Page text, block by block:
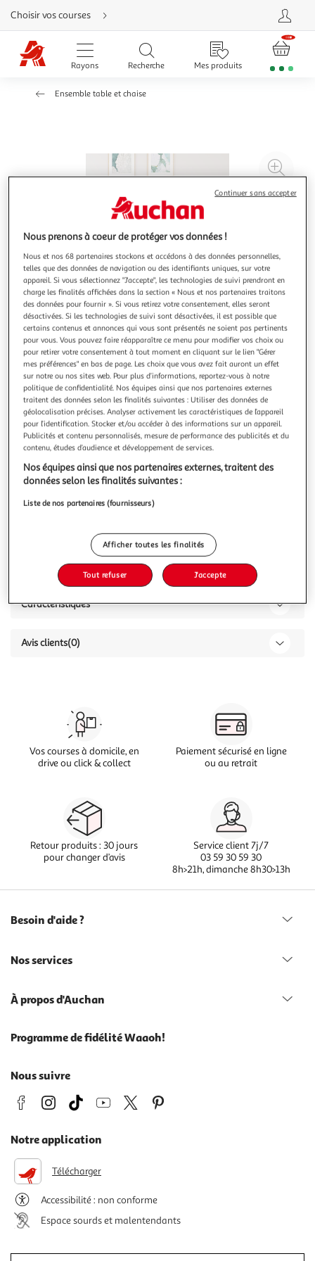
Aller
directement
au
contenu
Aller
directement
Aller
rubrique
Choisir vos courses
Rayons Recherche Mes produits
Ensemble table et chaise
à
Illustration
précédente
Illustration
suivante
VIDAXL
Ensemble de bar 5 pcs Blanc Bois de pin massif
Prenez une gorgee de votre verre de vin prefere ou profitez
d'un bon repas avec votre famille et vos amis autour de ce
magnifique ensemble de bar en bois ! Le bois de pin solide
est un beau materiau naturel. Le bois de pin a un grain
droit et les nœuds donnent au materiau son aspect
caracteristique
En savoir +
Vous voulez connaître le prix de ce produit ?
Description
Caractéristiques
Avis clients(0)
Vos courses à domicile, en
drive ou click & collect
Paiement sécurisé en ligne
ou au retrait
Retour produits : 30 jours
pour changer d’avis
Service client 7j/7
03 59 30 59 30
8h>21h, dimanche 8h30>13h
Besoin d'aide ?
Nos services
À propos d'Auchan
Programme de fidélité Waaoh!
Nous suivre
Notre application
Télécharger
Accessibilité : non conforme
Espace sourds et malentendants
Nous prenons à coeur de protéger vos données !
Nous et nos 68 partenaires stockons et accédons à des données personnelles,
telles que des données de navigation ou des identifiants uniques, sur votre
appareil. Si vous sélectionnez "J'accepte", les technologies de suivi prendront en
charge les finalités affichées dans la section « Nous et nos partenaires traitons
des données pour fournir ». Si vous retirez votre consentement, elles seront
désactivées. Si les technologies de suivi sont désactivées, il est possible que
certains contenus et annonces qui vous sont présentés ne soient pas pertinents
pour vous. Vous pouvez faire réapparaître ce menu pour modifier vos choix ou
pour retirer votre consentement à tout moment en cliquant sur le lien "Gérer
mes préférences" en bas de page. Les choix que vous avez fait auront un effet
sur notre ou nos sites web. Pour plus d’informations, reportez-vous à notre
politique de confidentialité. Nos équipes ainsi que nos partenaires externes
traitent des données selon les finalités suivantes : Utiliser des données de
géolocalisation précises. Analyser activement les caractéristiques de l’appareil
pour l’identification. Stocker et/ou accéder à des informations sur un appareil.
Publicités et contenu personnalisés, mesure de performance des publicités et du
contenu, études d’audience et développement de services.
Nos équipes ainsi que nos partenaires externes, traitent des
données selon les finalités suivantes :
Liste de nos partenaires (fournisseurs)
Afficher toutes les finalités
Tout refuser J'accepte
Continuer sans accepter